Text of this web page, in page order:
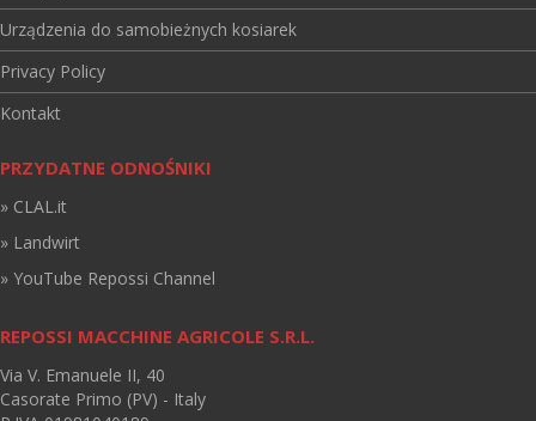
Urządzenia do samobieżnych kosiarek
Privacy Policy
Kontakt
PRZYDATNE ODNOŚNIKI
» CLAL.it
» Landwirt
» YouTube Repossi Channel
REPOSSI MACCHINE AGRICOLE S.R.L.
Via V. Emanuele II, 40
Casorate Primo (PV) - Italy